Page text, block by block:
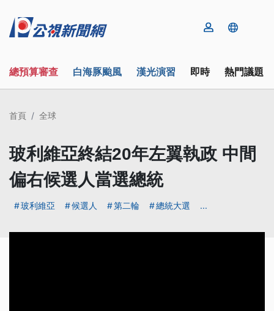
總預算審查 白海豚颱風 漢光演習 即時 熱門議題
首頁 全球
玻利維亞終結20年左翼執政 中間
偏右候選人當選總統
玻利維亞 候選人 第二輪 總統大選 ...